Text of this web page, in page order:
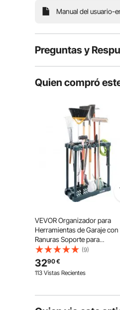
Construido con
como un
Manual del usuario-
Preguntas y
¿Es duradero el producto?
Haz la primera pregunta
Quien compró
VEVOR Organizador para
Herramientas de Garaje con
Ranuras Soporte para
Herramientas de Jardín de
Almacenamiento
Herramientas, Rastrillos,
Fregonas, Escobas de
(9)
3290€
113 Vistas Recientes